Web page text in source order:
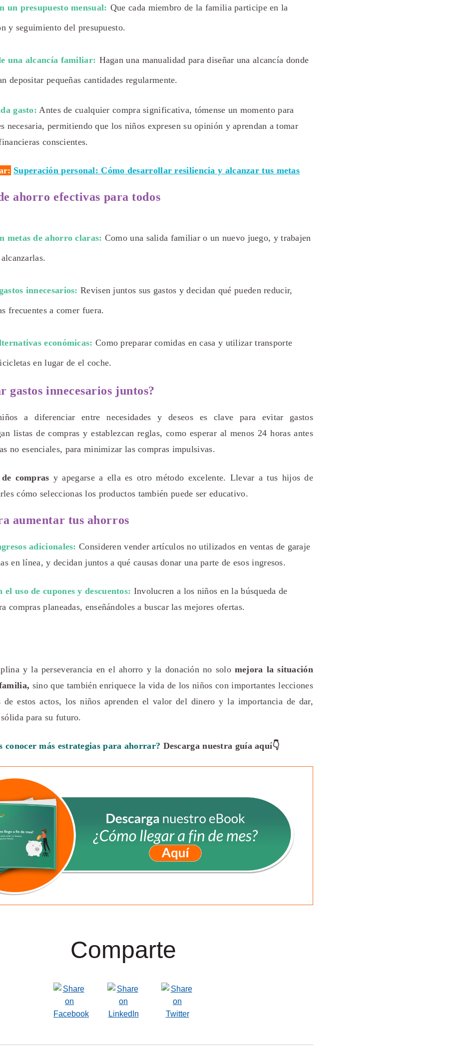
un presupuesto mensual: Que cada miembro de la familia participe en la
y seguimiento del presupuesto.
una alcancía familiar: Hagan una manualidad para diseñar una alcancía donde
depositar pequeñas cantidades regularmente.
gasto: Antes de cualquier compra significativa, tómense un momento para
necesaria, permitiendo que los niños expresen su opinión y aprendan a tomar
conscientes.
Superación personal: Cómo desarrollar resiliencia y alcanzar tus metas
ahorro efectivas para todos
metas de ahorro claras: Como una salida familiar o un nuevo juego, y trabajen
innecesarios: Revisen juntos sus gastos y decidan qué pueden reducir,
frecuentes a comer fuera.
económicas: Como preparar comidas en casa y utilizar transporte
en lugar de el coche.
gastos innecesarios juntos?
a diferenciar entre necesidades y deseos es clave para evitar gastos
listas de compras y establezcan reglas, como esperar al menos 24 horas antes
no esenciales, para minimizar las compras impulsivas.
compras y apegarse a ella es otro método excelente. Llevar a tus hijos de
cómo seleccionas los productos también puede ser educativo.
aumentar tus ahorros
adicionales: Consideren vender artículos no utilizados en ventas de garaje
en línea, y decidan juntos a qué causas donar una parte de esos ingresos.
el uso de cupones y descuentos: Involucren a los niños en la búsqueda de
compras planeadas, enseñándoles a buscar las mejores ofertas.
y la perseverancia en el ahorro y la donación no solo mejora la situación
sino que también enriquece la vida de los niños con importantes lecciones
de estos actos, los niños aprenden el valor del dinero y la importancia de dar,
para su futuro.
conocer más estrategias para ahorrar? Descarga nuestra guía aquí👇
Comparte